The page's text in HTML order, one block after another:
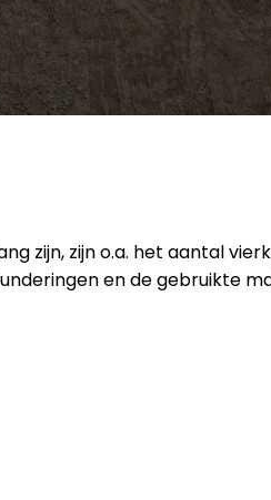
zijn, zijn o.a. het aantal
en de gebruikte